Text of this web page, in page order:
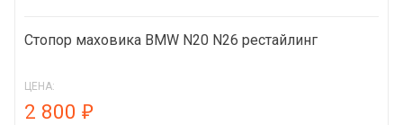
Стопор маховика BMW N20 N26 рестайлинг
ЦЕНА:
2 800 ₽